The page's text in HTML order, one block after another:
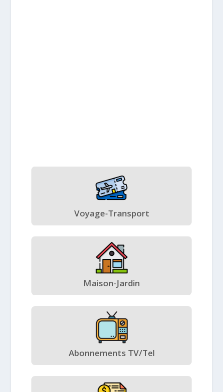
Voyage-Transport
Maison-Jardin
Abonnements TV/Tel